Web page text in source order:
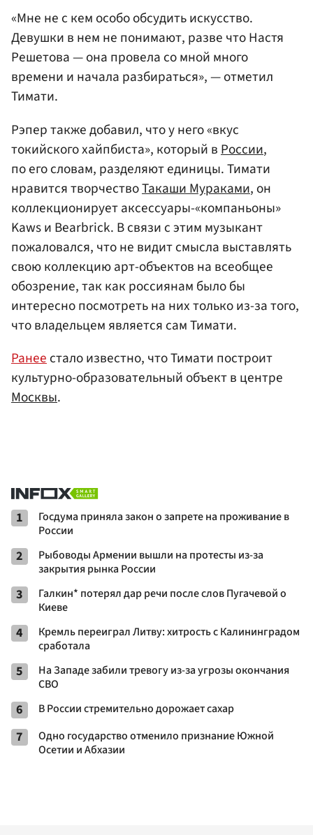
«Мне не с кем особо обсудить искусство.
Девушки в нем не понимают, разве что Настя
Решетова — она провела со мной много
времени и начала разбираться», — отметил
Тимати.
Рэпер также добавил, что у него «вкус
токийского хайпбиста», который в России,
по его словам, разделяют единицы. Тимати
нравится творчествоТакаши Мураками, он
коллекционирует аксессуары-«компаньоны»
Kaws и Bearbrick. В связи с этим музыкант
пожаловался, что не видит смысла выставлять
свою коллекцию арт-объектов на всеобщее
обозрение, так как россиянам было бы
интересно посмотреть на них только из-за того,
что владельцем является сам Тимати.
Ранеестало известно, что Тимати построит
культурно-образовательный объект в центре
Москвы.
1
Госдума приняла закон о запрете на проживание в
России
2
Рыбоводы Армении вышли на протесты из-за
закрытия рынка России
3
Галкин* потерял дар речи после слов Пугачевой о
Киеве
4
Кремль переиграл Литву: хитрость с Калининградом
сработала
5
На Западе забили тревогу из-за угрозы окончания
СВО
6 В России стремительно дорожает сахар
7
Одно государство отменило признание Южной
Осетии и Абхазии